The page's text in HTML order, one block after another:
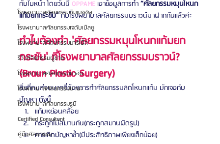
โรงพยาบาลศัลยกรรมอิมเมจอัพ
โรงพยาบาลศัลยกรรมเจดับเบิลยู
โรงพยาบาลศัลยกรรมมาร์เบิ้ล
รีวิวศัลยกรรมผู้ชาย
โรงพยาบาลศัลยกรรมมาอิน
โรงพยาบาลศัลยกรรมนานะ
โรงพยาบาลศัลยกรรมรูบี
Certified Consultant
คู่มือศัลยกรรม
กับใบหน้า โดยวันนี้ OPPAME เอาข้อมูลการทำ “ศัลยกรรมหมุนโหนก
แก้มยกกระชับ” กับโรงพยาบาลศัลยกรรมบราวน์มาฝากกันแล้วค่ะ
ทำไมต้องทำ 'ศัลยกรรมหมุนโหนกแก้มยก
กระชับ' ที่โรงพยาบาลศัลยกรรมบราวน์?
(Braun Plastic Surgery)
สิ่งที่คนส่วนมากที่ต้องการทำศัลยกรรมลดโหนกแก้ม มักเจอกับ
ปัญหา ดังนี้
แก้มหย่อนคล้อย
กระดูกไม่สมานกัน(กระดูกสมานผิดรูป)
การเกิดปัญหาซ้ำ(มีประสิทธิภาพเพียงเล็กน้อย)